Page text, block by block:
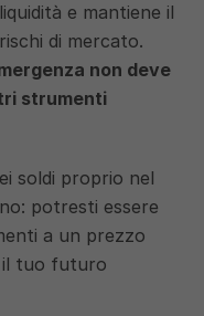
e mantiene il
di mercato.
non deve
strumenti
soldi proprio nel
potresti essere
a un prezzo
il tuo futuro